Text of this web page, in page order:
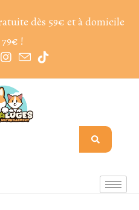
dès 59€ et à domicile
!